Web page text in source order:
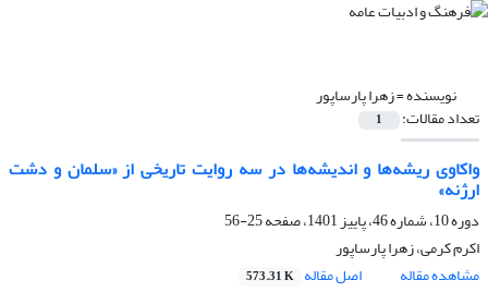
نویسنده =زهرا پارساپور
تعداد مقالات: 1
واکاوی ریشه‌ها و اندیشه‌ها در سه روایت تاریخی از «سلمان و دشت
ارژنه»
دوره 10، شماره 46، پاییز 1401، صفحه
25-56
اکرم کرمی، زهرا پارساپور
مشاهده مقاله
اصل مقاله 573.31 K